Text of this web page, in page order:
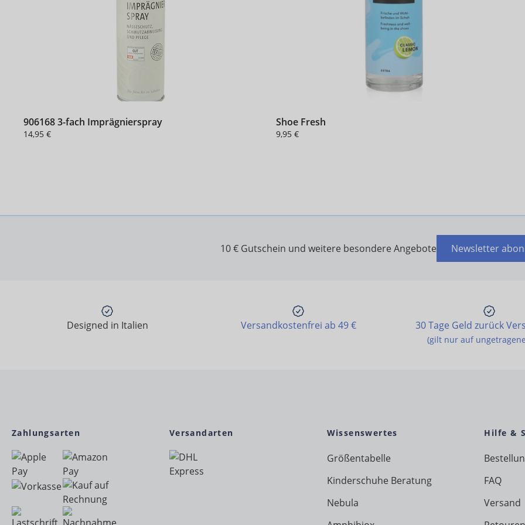
906168 3-fach Imprägnierspray
14,95 €
Shoe Fresh
9,95 €
10 € Gutschein und weitere besondere Angebote Newsletter
Designed in Italien Versandkostenfrei ab 49 € 30 Tage Geld zurück
(gilt nur auf
Zahlungsarten Versandarten Wissenswertes
Größentabelle
Kinderschuhe Beratung
Nebula
Hilfe &
FAQ
Versand